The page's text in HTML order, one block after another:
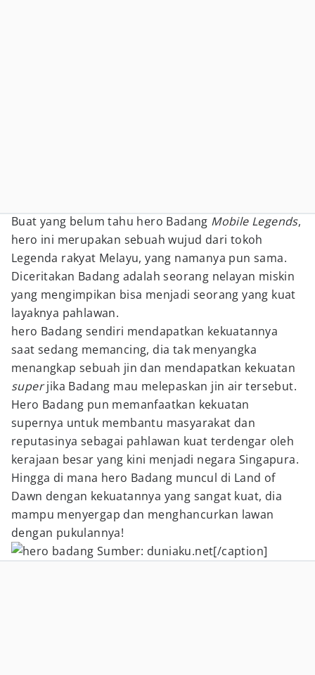
Buat yang belum tahu hero Badang Mobile Legends,
hero ini merupakan sebuah wujud dari tokoh
Legenda rakyat Melayu, yang namanya pun sama.
Diceritakan Badang adalah seorang nelayan miskin
yang mengimpikan bisa menjadi seorang yang kuat
layaknya pahlawan.
hero Badang sendiri mendapatkan kekuatannya
saat sedang memancing, dia tak menyangka
menangkap sebuah jin dan mendapatkan kekuatan
superjika Badang mau melepaskan jin air tersebut.
Hero Badang pun memanfaatkan kekuatan
supernya untuk membantu masyarakat dan
reputasinya sebagai pahlawan kuat terdengar oleh
kerajaan besar yang kini menjadi negara Singapura.
Hingga di mana hero Badang muncul di Land of
Dawn dengan kekuatannya yang sangat kuat, dia
mampu menyergap dan menghancurkan lawan
dengan pukulannya!
Sumber: duniaku.net[/caption]